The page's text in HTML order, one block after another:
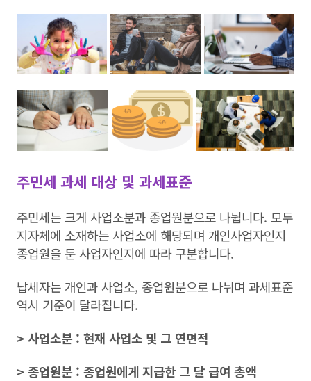
주민세 과세 대상 및 과세표준
주민세는 크게 사업소분과 종업원분으로 나뉩니다. 모두
지자체에 소재하는 사업소에 해당되며 개인사업자인지
종업원을 둔 사업자인지에 따라 구분합니다.
납세자는 개인과 사업소, 종업원분으로 나뉘며 과세표준
역시 기준이 달라집니다.
> 사업소분 : 현재 사업소 및 그 연면적
> 종업원분 : 종업원에게 지급한 그 달 급여 총액